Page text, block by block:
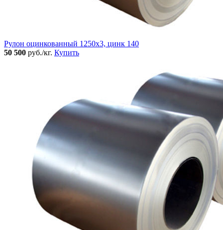
Рулон оцинкованный 1250х3, цинк 140
50 500 руб./кг. Купить